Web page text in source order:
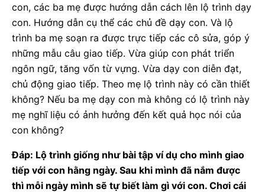
con, các ba mẹ được hướng dẫn cách lên lộ trình dạy
con. Hướng dẫn cụ thể các chủ đề dạy con. Và lộ
trình ba mẹ soạn ra được trực tiếp các cô sửa, góp ý
những mẫu câu giao tiếp. Vừa giúp con phát triển
ngôn ngữ, tăng vốn từ vựng. Vừa dạy con diễn đạt,
chủ động giao tiếp. Theo mẹ lộ trình này có cần thiết
không? Nếu ba mẹ dạy con mà không có lộ trình này
mẹ nghĩ liệu có ảnh hưởng đến kết quả học nói của
con không?
Đáp: Lộ trình giống như bài tập ví dụ cho mình giao
tiếp với con hằng ngày. Sau khi mình đã nắm được
thì mỗi ngày mình sẽ tự biết làm gì với con. Chơi cái